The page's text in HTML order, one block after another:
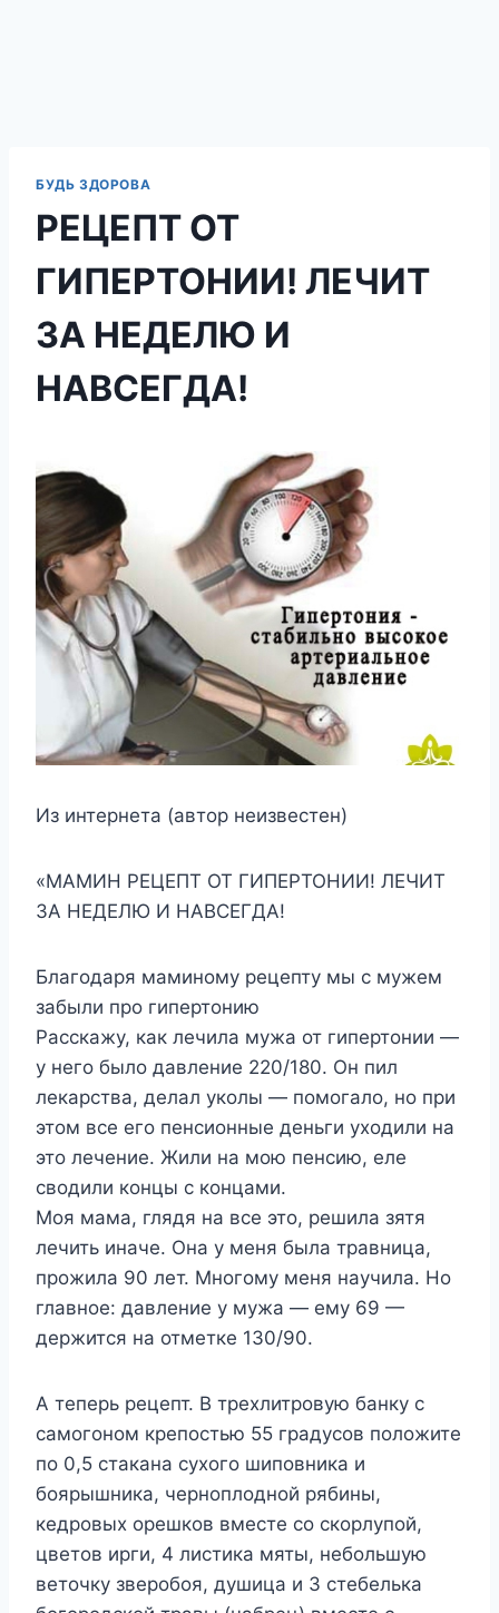
БУДЬ ЗДОРОВА
РЕЦЕПТ ОТ
ГИПЕРТОНИИ! ЛЕЧИТ
ЗА НЕДЕЛЮ И
НАВСЕГДА!
Из интернета (автор неизвестен)
«МАМИН РЕЦЕПТ ОТ ГИПЕРТОНИИ! ЛЕЧИТ
ЗА НЕДЕЛЮ И НАВСЕГДА!
Благодаря маминому рецепту мы с мужем
забыли про гипертонию
Расскажу, как лечила мужа от гипертонии —
у него было давление 220/180. Он пил
лекарства, делал уколы — помогало, но при
этом все его пенсионные деньги уходили на
это лечение. Жили на мою пенсию, еле
сводили концы с концами.
Моя мама, глядя на все это, решила зятя
лечить иначе. Она у меня была травница,
прожила 90 лет. Многому меня научила. Но
главное: давление у мужа — ему 69 —
держится на отметке 130/90.
А теперь рецепт. В трехлитровую банку с
самогоном крепостью 55 градусов положите
по 0,5 стакана сухого шиповника и
боярышника, черноплодной рябины,
кедровых орешков вместе со скорлупой,
цветов ирги, 4 листика мяты, небольшую
веточку зверобоя, душица и 3 стебелька